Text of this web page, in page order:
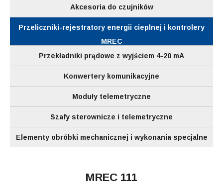
Akcesoria do czujników
Przeliczniki-rejestratory energii cieplnej i kontrolery
MREC
Przekładniki prądowe z wyjściem 4-20 mA
Konwertery komunikacyjne
Moduły telemetryczne
Szafy sterownicze i telemetryczne
Elementy obróbki mechanicznej i wykonania specjalne
MREC 111